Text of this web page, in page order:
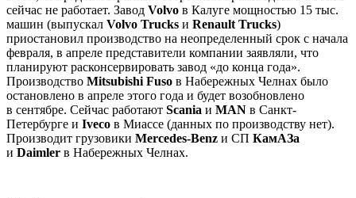
сейчас не работает. Завод Volvo в Калуге мощностью 15 тыс.
машин (выпускал Volvo Trucks и Renault Trucks)
приостановил производство на неопределенный срок с начала
февраля, в апреле представители компании заявляли, что
планируют расконсервировать завод «до конца года».
Производство Mitsubishi Fuso в Набережных Челнах было
остановлено в апреле этого года и будет возобновлено
в сентябре. Сейчас работают Scania и MAN в Санкт-
Петербурге и Iveco в Миассе (данных по производству нет).
Производит грузовики Mercedes-Benz и СП КамАЗа
и Daimler в Набережных Челнах.